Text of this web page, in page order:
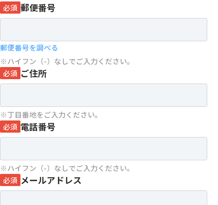
必須 郵便番号
郵便番号を調べる
ハイフン（-）なしでご入力ください。
必須 ご住所
丁目番地をご入力ください。
必須 電話番号
ハイフン（-）なしでご入力ください。
必須 メールアドレス